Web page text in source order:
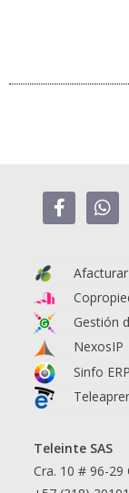
Afacturar
Gestión
NexosIP
Sinfo ERP
Teleinte SAS
Cra. 10 # 96-